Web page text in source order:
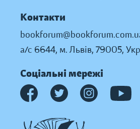
Контакти
а/с 6644, м. Львів, 79005,
Соціальні мережі